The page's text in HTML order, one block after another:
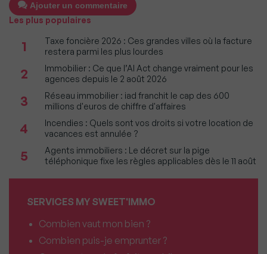
Ajouter un commentaire
Les plus populaires
1
Taxe foncière 2026 : Ces grandes villes où la facture
restera parmi les plus lourdes
2
Immobilier : Ce que l’AI Act change vraiment pour les
agences depuis le 2 août 2026
3
Réseau immobilier : iad franchit le cap des 600
millions d'euros de chiffre d'affaires
4
Incendies : Quels sont vos droits si votre location de
vacances est annulée ?
5
Agents immobiliers : Le décret sur la pige
téléphonique fixe les règles applicables dès le 11 août
SERVICES MY SWEET'IMMO
Combien vaut mon bien ?
Combien puis-je emprunter ?